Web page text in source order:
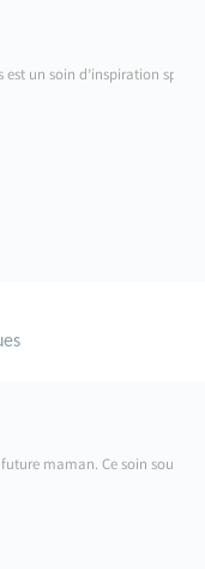
un soin d’inspiration
maman. Ce soin